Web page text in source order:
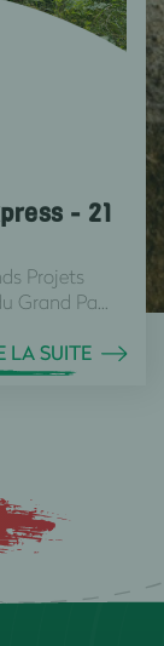
- 21
Projets
Grand Pa...
LA SUITE